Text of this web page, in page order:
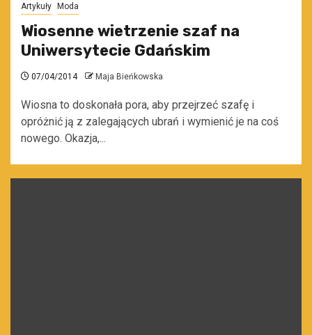
Artykuły Moda
Wiosenne wietrzenie szaf na
Uniwersytecie Gdańskim
07/04/2014 Maja Bieńkowska
Wiosna to doskonała pora, aby przejrzeć szafę i
opróżnić ją z zalegających ubrań i wymienić je na coś
nowego. Okazja,...